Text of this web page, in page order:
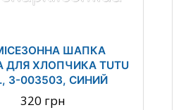
ШАПКА
ДЛЯ ХЛОПЧИКА TUTU
3-003503, СИНИЙ
320 грн